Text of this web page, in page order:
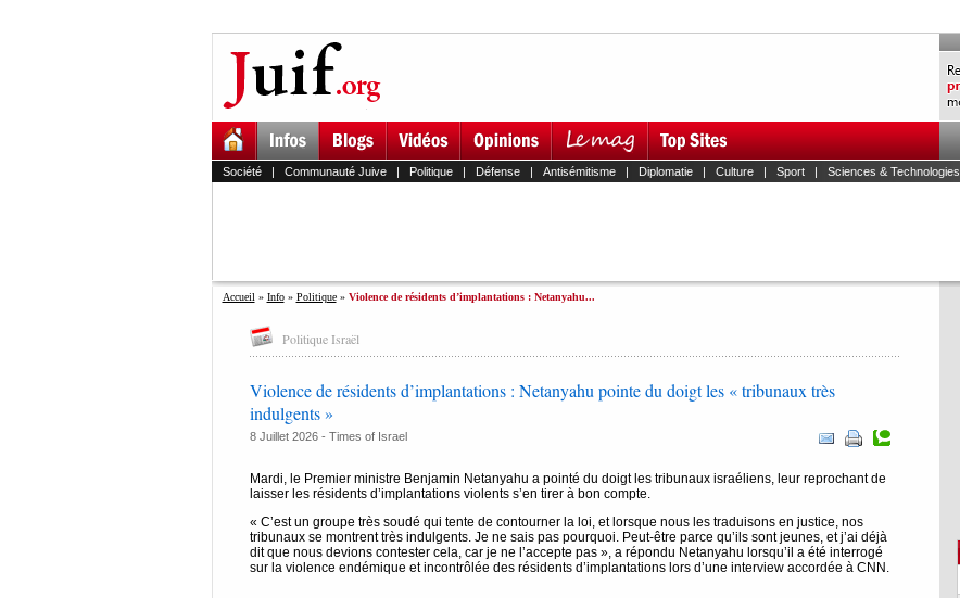
Société| Communauté Juive| Politique| Défense| Antisémitisme| Diplomatie| Culture| Sport| Sciences & Technologies
Accueil » Info» Politique» Violence de résidents d’implantations : Netanyahu...
Politique Israël
Violence de résidents d’implantations : Netanyahu pointe du doigt les « tribunaux très
indulgents »
8 Juillet 2026 - Times of Israel
Mardi, le Premier ministre Benjamin Netanyahu a pointé du doigt les tribunaux israéliens, leur reprochant de
laisser les résidents d’implantations violents s’en tirer à bon compte.
« C’est un groupe très soudé qui tente de contourner la loi, et lorsque nous les traduisons en justice, nos
tribunaux se montrent très indulgents. Je ne sais pas pourquoi. Peut-être parce qu’ils sont jeunes, et j’ai déjà
dit que nous devions contester cela, car je ne l’accepte pas », a répondu Netanyahu lorsqu’il a été interrogé
sur la violence endémique et incontrôlée des résidents d’implantations lors d’une interview accordée à CNN.